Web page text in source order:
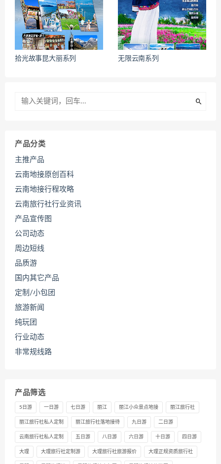
拾光故事昆大丽系列 无限云南系列
产品分类
主推产品
云南地接原创百科
云南地接行程攻略
云南旅行社行业资讯
产品宣传图
公司动态
周边短线
品质游
国内其它产品
定制/小包团
旅游新闻
纯玩团
行业动态
非常规线路
产品筛选
5日游 一日游 七日游 丽江 丽江小众景点地接 丽江旅行社
丽江旅行社私人定制 丽江旅行社落地接待 九日游 二日游
云南旅行社私人定制 五日游 八日游 六日游 十日游 四日游
大理 大理旅行社定制游 大理旅行社旅游报价 大理正规资质旅行社